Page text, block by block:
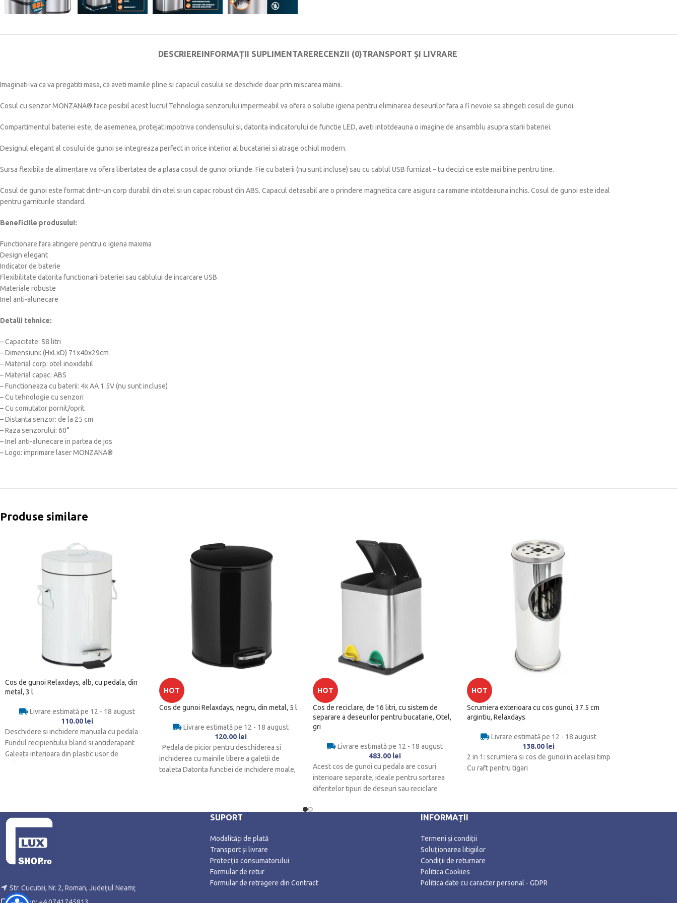
DESCRIEREINFORMAȚII SUPLIMENTARERECENZII (0)TRANSPORT ȘI LIVRARE
Imaginati-va ca va pregatiti masa, ca aveti mainile pline si capacul cosului se deschide doar prin miscarea mainii.
Cosul cu senzor MONZANA® face posibil acest lucru! Tehnologia senzorului impermeabil va ofera o solutie igiena pentru eliminarea deseurilor fara a fi nevoie sa atingeti cosul de gunoi.
Compartimentul bateriei este, de asemenea, protejat impotriva condensului si, datorita indicatorului de functie LED, aveti intotdeauna o imagine de ansamblu asupra starii bateriei.
Designul elegant al cosului de gunoi se integreaza perfect in orice interior al bucatariei si atrage ochiul modern.
Sursa flexibila de alimentare va ofera libertatea de a plasa cosul de gunoi oriunde. Fie cu baterii (nu sunt incluse) sau cu cablul USB furnizat – tu decizi ce este mai bine pentru tine.
Cosul de gunoi este format dintr-un corp durabil din otel si un capac robust din ABS. Capacul detasabil are o prindere magnetica care asigura ca ramane intotdeauna inchis. Cosul de gunoi este ideal
pentru garniturile standard.
Beneficiile produsului:
Functionare fara atingere pentru o igiena maxima
Design elegant
Indicator de baterie
Flexibilitate datorita functionarii bateriei sau cablului de incarcare USB
Materiale robuste
Inel anti-alunecare
Detalii tehnice:
– Capacitate: 58 litri
– Dimensiuni: (HxLxD) 71x40x29cm
– Material corp: otel inoxidabil
– Material capac: ABS
– Functioneaza cu baterii: 4x AA 1.5V (nu sunt incluse)
– Cu tehnologie cu senzori
– Cu comutator pornit/oprit
– Distanta senzor: de la 25 cm
– Raza senzorului: 60°
– Inel anti-alunecare in partea de jos
– Logo: imprimare laser MONZANA®
Produse similare
Cos de gunoi Relaxdays, alb, cu pedala, din
metal, 3 l
Livrare estimată pe 12 - 18 august
110.00 lei
Deschidere si inchidere manuala cu pedala
Fundul recipientului bland si antiderapant
Galeata interioara din plastic usor de
HOT
Cos de gunoi Relaxdays, negru, din metal, 5 l
Livrare estimată pe 12 - 18 august
120.00 lei
Pedala de picior pentru deschiderea si
inchiderea cu mainile libere a galetii de
toaleta Datorita functiei de inchidere moale,
HOT
Cos de reciclare, de 16 litri, cu sistem de
separare a deseurilor pentru bucatarie, Otel,
gri
Livrare estimată pe 12 - 18 august
483.00 lei
Acest cos de gunoi cu pedala are cosuri
interioare separate, ideale pentru sortarea
diferitelor tipuri de deseuri sau reciclare
HOT
Scrumiera exterioara cu cos gunoi, 37.5 cm
argintiu, Relaxdays
Livrare estimată pe 12 - 18 august
138.00 lei
2 in 1: scrumiera si cos de gunoi in acelasi timp
Cu raft pentru tigari
Str. Cucutei, Nr. 2, Roman, Județul Neamț
SUPORT
Modalități de plată
Transport și livrare
Protecția consumatorului
Formular de retur
Formular de retragere din Contract
INFORMAȚII
Termeni și condiții
Soluționarea litigiilor
Condiții de returnare
Politica Cookies
Politica date cu caracter personal - GDPR